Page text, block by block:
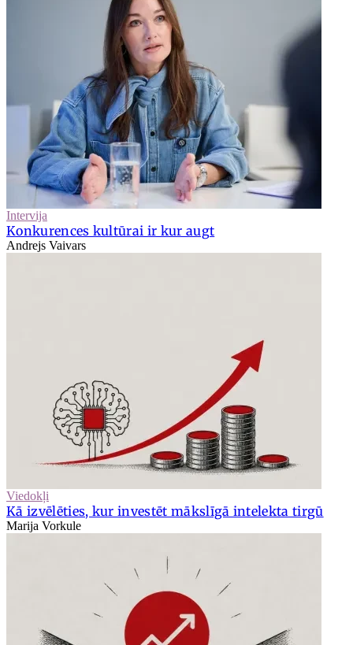
Intervija
Konkurences kultūrai ir kur augt
Andrejs Vaivars
Viedokļi
Kā izvēlēties, kur investēt mākslīgā intelekta tirgū
Marija Vorkule